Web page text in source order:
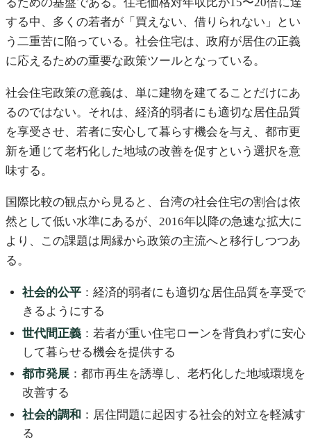
する中、多くの若者が「買えない、借りられない」とい
う二重苦に陥っている。社会住宅は、政府が居住の正義
に応えるための重要な政策ツールとなっている。
社会住宅政策の意義は、単に建物を建てることだけにあ
るのではない。それは、経済的弱者にも適切な居住品質
を享受させ、若者に安心して暮らす機会を与え、都市更
新を通じて老朽化した地域の改善を促すという選択を意
味する。
国際比較の観点から見ると、台湾の社会住宅の割合は依
然として低い水準にあるが、2016年以降の急速な拡大に
より、この課題は周縁から政策の主流へと移行しつつあ
る。
社会的公平 ：経済的弱者にも適切な居住品質を享受で
きるようにする
世代間正義 ：若者が重い住宅ローンを背負わずに安心
して暮らせる機会を提供する
都市発展 ：都市再生を誘導し、老朽化した地域環境を
改善する
社会的調和 ：居住問題に起因する社会的対立を軽減す
る